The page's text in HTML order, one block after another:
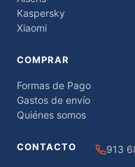
Kaspersky
Xiaomi
COMPRAR
Formas de Pago
Gastos de envío
Quiénes somos
CONTACTO 913